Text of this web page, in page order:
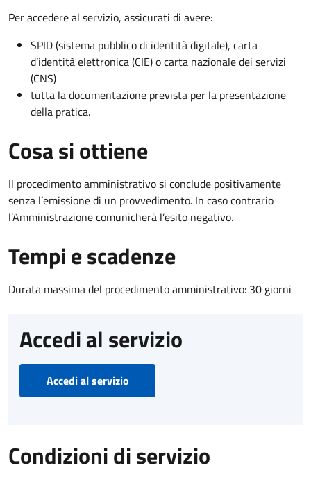
Per accedere al servizio, assicurati di avere:
SPID (sistema pubblico di identità digitale), carta
d’identità elettronica (CIE) o carta nazionale dei servizi
(CNS)
tutta la documentazione prevista per la presentazione
della pratica.
Cosa si ottiene
Il procedimento amministrativo si conclude positivamente
senza l’emissione di un provvedimento. In caso contrario
l’Amministrazione comunicherà l’esito negativo.
Tempi e scadenze
Durata massima del procedimento amministrativo: 30 giorni
Accedi al servizio
Accedi al servizio
Condizioni di servizio